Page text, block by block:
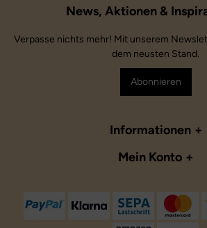
Informationen
Mein Konto
Verpasse nichts mehr! Mit unserem
dem neusten Stand.
Abonnieren